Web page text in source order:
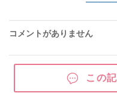
コメントがありません
この